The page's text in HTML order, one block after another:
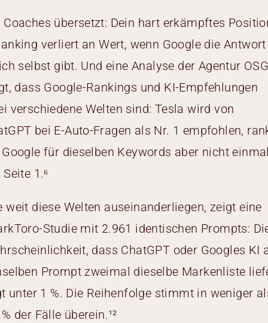
Coaches übersetzt: Dein hart erkämpftes
verliert an Wert, wenn Google die Antwort
selbst gibt. Und eine Analyse der Agentur
dass Google-Rankings und KI-Empfehlungen
verschiedene Welten sind: Tesla wird von
bei E-Auto-Fragen als Nr. 1 empfohlen,
für dieselben Keywords aber nicht
1.⁶
weit diese Welten auseinanderliegen, zeigt eine
Studie mit 2.961 identischen Prompts:
dass ChatGPT oder Googles KI
Prompt zweimal dieselbe Markenliste
unter 1 %. Die Reihenfolge stimmt in weniger
der Fälle überein.¹²